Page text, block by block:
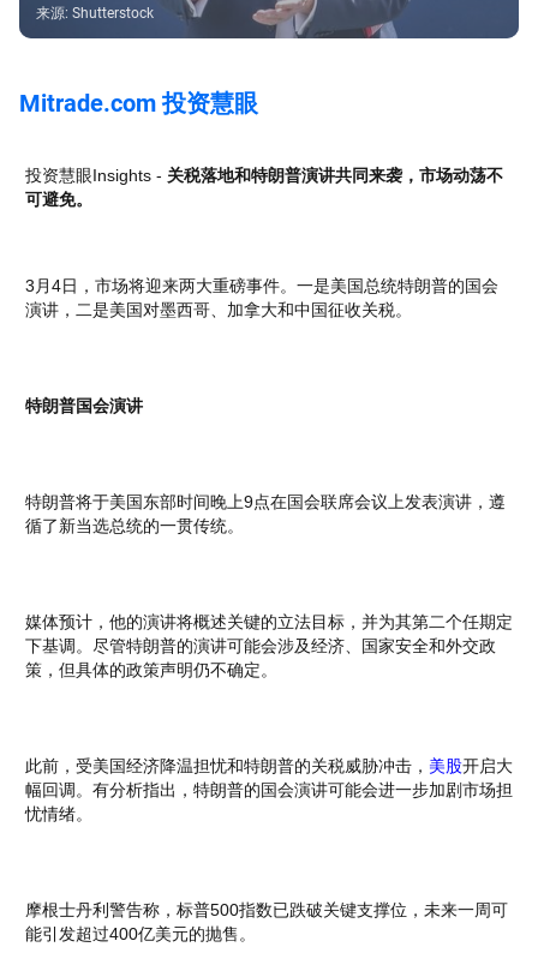
来源: Shutterstock
Mitrade.com 投资慧眼
投资慧眼Insights - 关税落地和特朗普演讲共同来袭，市场动荡不
可避免。
3月4日，市场将迎来两大重磅事件。一是美国总统特朗普的国会
演讲，二是美国对墨西哥、加拿大和中国征收关税。
特朗普国会演讲
特朗普将于美国东部时间晚上9点在国会联席会议上发表演讲，遵
循了新当选总统的一贯传统。
媒体预计，他的演讲将概述关键的立法目标，并为其第二个任期定
下基调。尽管特朗普的演讲可能会涉及经济、国家安全和外交政
策，但具体的政策声明仍不确定。
此前，受美国经济降温担忧和特朗普的关税威胁冲击， 美股开启大
幅回调。有分析指出，特朗普的国会演讲可能会进一步加剧市场担
忧情绪。
摩根士丹利警告称，标普500指数已跌破关键支撑位，未来一周可
能引发超过400亿美元的抛售。